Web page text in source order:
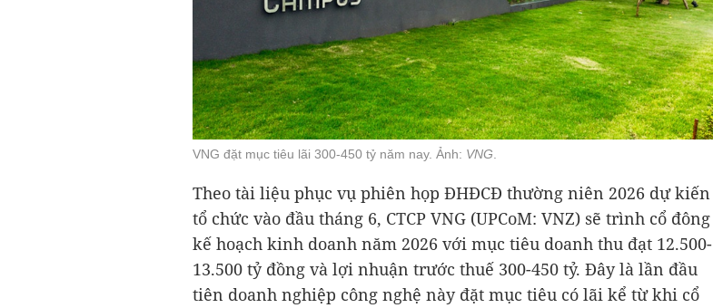
VNG đặt mục tiêu lãi 300-450 tỷ năm nay. Ảnh: VNG
Theo tài liệu phục vụ phiên họp ĐHĐCĐ thường niên 2026 dự kiến
tổ chức vào đầu tháng 6, CTCP VNG (UPCoM: VNZ) sẽ trình cổ đông
kế hoạch kinh doanh năm 2026 với mục tiêu doanh thu đạt 12.500-
13.500 tỷ đồng và lợi nhuận trước thuế 300-450 tỷ. Đây là lần đầu
tiên doanh nghiệp công nghệ này đặt mục tiêu có lãi kể từ khi cổ